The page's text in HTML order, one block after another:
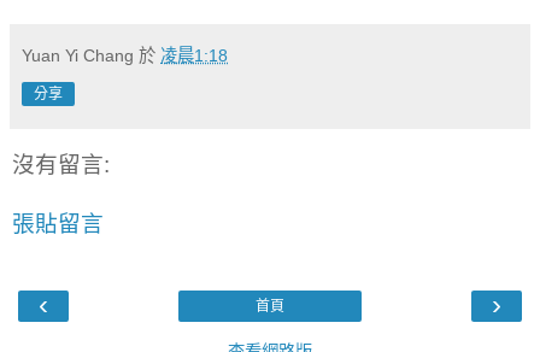
Yuan Yi Chang 於 凌晨1:18
分享
沒有留言:
張貼留言
‹ ›
首頁